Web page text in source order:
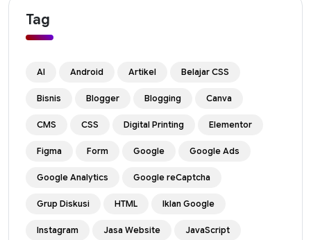
Tag
AI Android Artikel Belajar CSS
Bisnis Blogger Blogging Canva
CMS CSS Digital Printing Elementor
Figma Form Google Google Ads
Google Analytics Google reCaptcha
Grup Diskusi HTML Iklan Google
Instagram Jasa Website JavaScript